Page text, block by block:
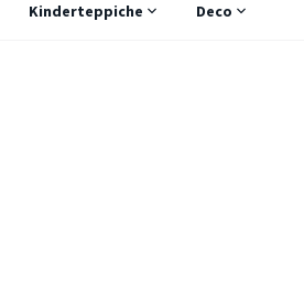
Kinderteppiche Deco